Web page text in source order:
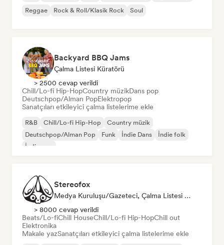
Reggae
Rock & Roll/Klasik Rock Soul
Backyard BBQ Jams
Çalma Listesi Küratörü
> 2500 cevap verildi
Chill/Lo-fi Hip-HopCountry müzikDans pop
Deutschpop/Alman PopElektropop
Sanatçıları etkileyici çalma listelerime ekle
R&B Chill/Lo-fi Hip-Hop
Country müzik
Deutschpop/Alman Pop
Funk İndie Dans
İndie folk
İndie pop
Stereofox
Medya Kuruluşu/Gazeteci, Çalma Listesi Küratörü
> 8000 cevap verildi
Beats/Lo-fiChill HouseChill/Lo-fi Hip-HopChill out
Elektronika
Makale yazSanatçıları etkileyici çalma listelerime ekle